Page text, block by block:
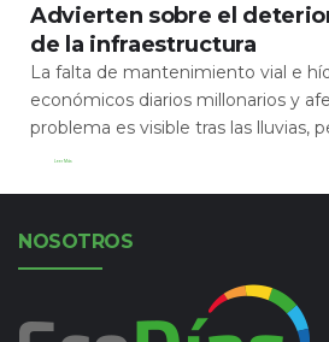
Advierten sobre el
de la infraestructura
La falta de mantenimiento vial e
económicos diarios millonarios y
problema es visible tras las lluvias,
Leer Más
NOSOTROS